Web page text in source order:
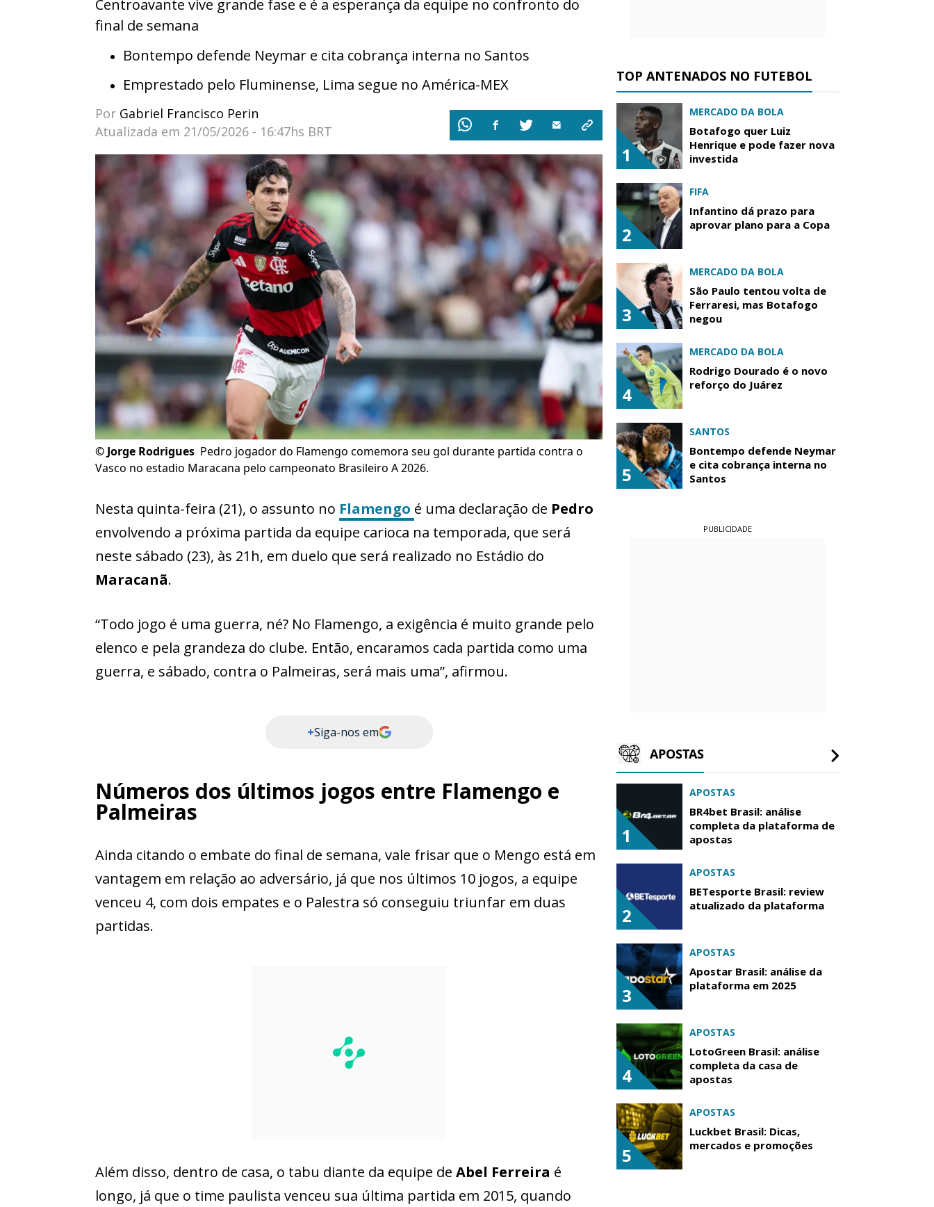
Centroavante vive grande fase e é a esperança da equipe no confronto do
final de semana
Bontempo defende Neymar e cita cobrança interna no Santos
Emprestado pelo Fluminense, Lima segue no América-MEX
Por Gabriel Francisco Perin
Atualizada em 21/05/2026 - 16:47hs BRT
© Jorge Rodrigues Pedro jogador do Flamengo comemora seu gol durante partida contra o
Vasco no estadio Maracana pelo campeonato Brasileiro A 2026.
Nesta quinta-feira (21), o assunto no Flamengo é uma declaração de Pedro
envolvendo a próxima partida da equipe carioca na temporada, que será
neste sábado (23), às 21h, em duelo que será realizado no Estádio do
Maracanã.
“Todo jogo é uma guerra, né? No Flamengo, a exigência é muito grande pelo
elenco e pela grandeza do clube. Então, encaramos cada partida como uma
guerra, e sábado, contra o Palmeiras, será mais uma”, afirmou.
+Siga-nos em
Números dos últimos jogos entre Flamengo e
Palmeiras
Ainda citando o embate do final de semana, vale frisar que o Mengo está em
vantagem em relação ao adversário, já que nos últimos 10 jogos, a equipe
venceu 4, com dois empates e o Palestra só conseguiu triunfar em duas
partidas.
Além disso, dentro de casa, o tabu diante da equipe de Abel Ferreira é
longo, já que o time paulista venceu sua última partida em 2015, quando
TOP ANTENADOS NO FUTEBOL
1
MERCADO DA BOLA
Botafogo quer Luiz
Henrique e pode fazer nova
investida
2
FIFA
Infantino dá prazo para
aprovar plano para a Copa
3
MERCADO DA BOLA
São Paulo tentou volta de
Ferraresi, mas Botafogo
negou
4
MERCADO DA BOLA
Rodrigo Dourado é o novo
reforço do Juárez
5
SANTOS
Bontempo defende Neymar
e cita cobrança interna no
Santos
PUBLICIDADE
APOSTAS
1
APOSTAS
BR4bet Brasil: análise
completa da plataforma de
apostas
2
APOSTAS
BETesporte Brasil: review
atualizado da plataforma
3
APOSTAS
Apostar Brasil: análise da
plataforma em 2025
4
APOSTAS
LotoGreen Brasil: análise
completa da casa de
apostas
5
APOSTAS
Luckbet Brasil: Dicas,
mercados e promoções